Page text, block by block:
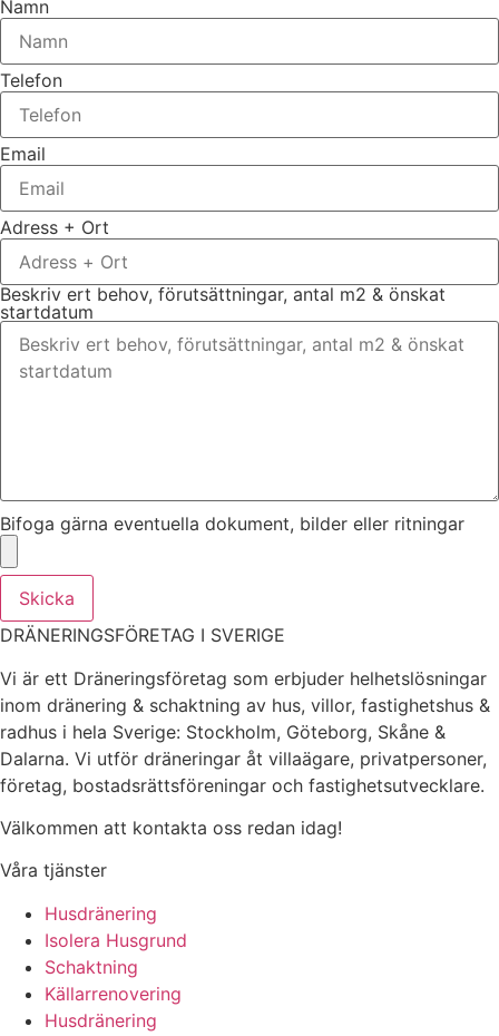
Namn
Telefon
Email
Adress + Ort
Beskriv ert behov, förutsättningar, antal m2 & önskat
startdatum
Bifoga gärna eventuella dokument, bilder eller ritningar
Skicka
DRÄNERINGSFÖRETAG I SVERIGE
Vi är ett Dräneringsföretag som erbjuder helhetslösningar
inom dränering & schaktning av hus, villor, fastighetshus &
radhus i hela Sverige: Stockholm, Göteborg, Skåne &
Dalarna. Vi utför dräneringar åt villaägare, privatpersoner,
företag, bostadsrättsföreningar och fastighetsutvecklare.
Välkommen att kontakta oss redan idag!
Våra tjänster
Husdränering
Isolera Husgrund
Schaktning
Källarrenovering
Husdränering